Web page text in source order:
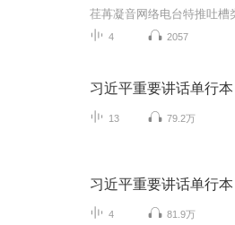
4 2057
习近平重要讲话单行本
13 79.2万
习近平重要讲话单行本
4 81.9万